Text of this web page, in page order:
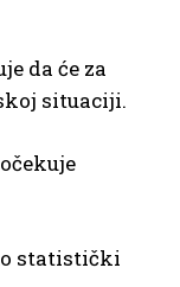
da će za
situaciji.
statistički